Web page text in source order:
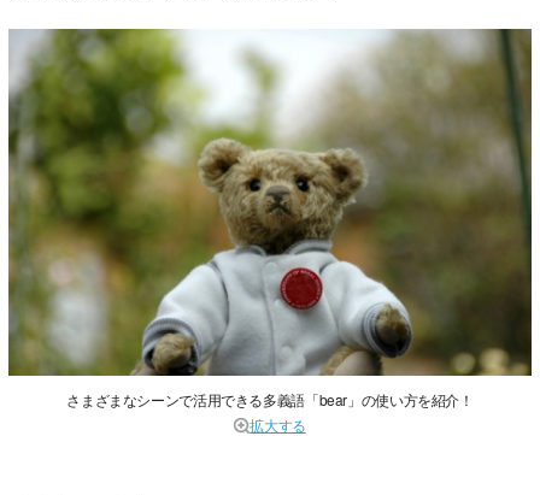
さまざまなシーンで活用できる多義語「bear」の使い方を紹介！
拡大する